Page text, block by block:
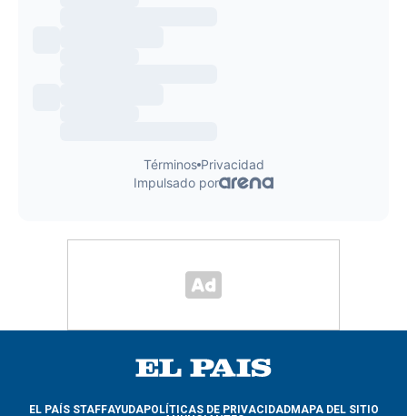
EL PAÍS STAFFAYUDAPOLÍTICAS DE PRIVACIDADMAPA DEL SITIO